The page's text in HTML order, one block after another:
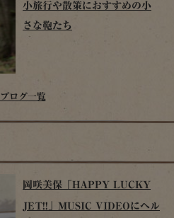
小旅行や散策におすすめの小
さな鞄たち
ブログ一覧
岡咲美保「HAPPY LUCKY
JET!!」MUSIC VIDEOにヘル